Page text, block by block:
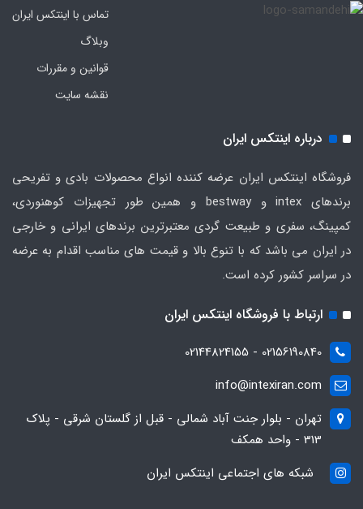
تماس با اینتکس ایران
وبلاگ
قوانین و مقررات
نقشه سایت
درباره اینتکس ایران
فروشگاه اینتکس ایران عرضه کننده انواع محصولات بادی و تفریحی
برندهای intex و bestway و همین طور تجهیزات کوهنوردی،
کمپینگ، سفری و طبیعت گردی معتبرترین برندهای ایرانی و خارجی
در ایران می باشد که با تنوع بالا و قیمت های مناسب اقدام به عرضه
در سراسر کشور کرده است.
ارتباط با فروشگاه اینتکس ایران
02156190840 - 02144824155
info@intexiran.com
تهران - بلوار جنت آباد شمالی - قبل از گلستان شرقی - پلاک
313 - واحد همکف
شبکه های اجتماعی اینتکس ایران